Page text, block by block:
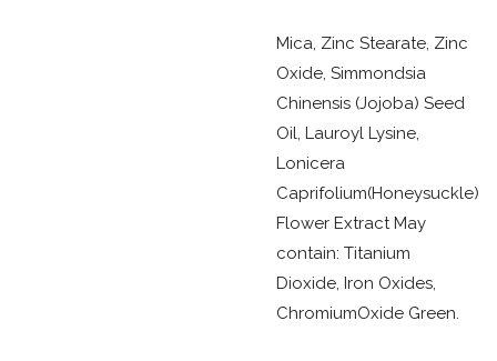
Mica, Zinc Stearate, Zinc
Oxide, Simmondsia
Chinensis (Jojoba) Seed
Oil, Lauroyl Lysine,
Lonicera
Caprifolium(Honeysuckle)
Flower Extract May
contain: Titanium
Dioxide, Iron Oxides,
ChromiumOxide Green.